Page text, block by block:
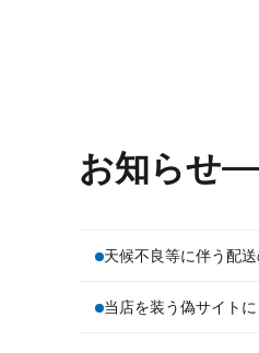
お知らせ
天候不良等に伴う配
当店を装う偽サイト